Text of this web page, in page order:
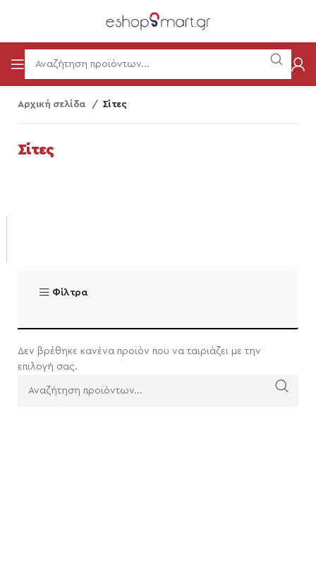
Αρχική σελίδα Σίτες
Σίτες
Φίλτρα
Δεν βρέθηκε κανένα προϊόν που να ταιριάζει με την
επιλογή σας.